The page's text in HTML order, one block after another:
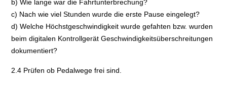
b) Wie lange war die Fahrtunterbrechung?
c) Nach wie viel Stunden wurde die erste Pause eingelegt?
d) Welche Höchstgeschwindigkeit wurde gefahten bzw. wurden
beim digitalen Kontrollgerät Geschwindigkeitsüberschreitungen
dokumentiert?
2.4 Prüfen ob Pedalwege frei sind.